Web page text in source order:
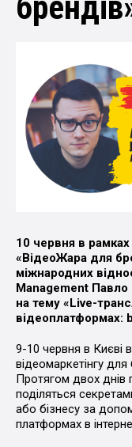
10 червня в
«ВідеоЖара для
міжнародних
Management
на тему «Live-
відеоплатформах:
9-10 червня в Києві
відеомаркетінгу
Протягом двох днів
поділяться
або бізнесу за
платформах в